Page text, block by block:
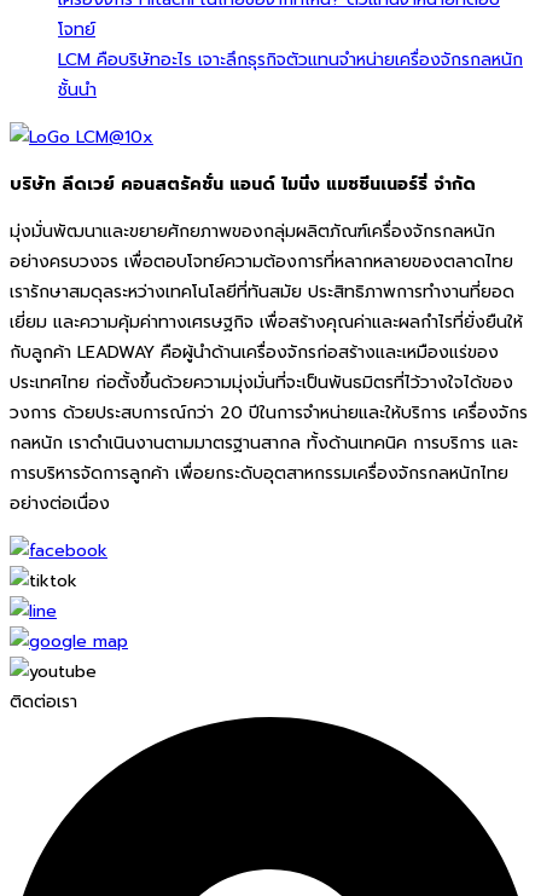
โจทย์
LCM คือบริษัทอะไร เจาะลึกธุรกิจตัวแทนจำหน่ายเครื่องจักรกลหนัก
ชั้นนำ
บริษัท ลีดเวย์ คอนสตรัคชั่น แอนด์ ไมนิ่ง แมชชีนเนอร์รี่ จำกัด
มุ่งมั่นพัฒนาและขยายศักยภาพของกลุ่มผลิตภัณฑ์เครื่องจักรกลหนัก
อย่างครบวงจร เพื่อตอบโจทย์ความต้องการที่หลากหลายของตลาดไทย
เรารักษาสมดุลระหว่างเทคโนโลยีที่ทันสมัย ประสิทธิภาพการทำงานที่ยอด
เยี่ยม และความคุ้มค่าทางเศรษฐกิจ เพื่อสร้างคุณค่าและผลกำไรที่ยั่งยืนให้
กับลูกค้า LEADWAY คือผู้นำด้านเครื่องจักรก่อสร้างและเหมืองแร่ของ
ประเทศไทย ก่อตั้งขึ้นด้วยความมุ่งมั่นที่จะเป็นพันธมิตรที่ไว้วางใจได้ของ
วงการ ด้วยประสบการณ์กว่า 20 ปีในการจำหน่ายและให้บริการ เครื่องจักร
กลหนัก เราดำเนินงานตามมาตรฐานสากล ทั้งด้านเทคนิค การบริการ และ
การบริหารจัดการลูกค้า เพื่อยกระดับอุตสาหกรรมเครื่องจักรกลหนักไทย
อย่างต่อเนื่อง
ติดต่อเรา